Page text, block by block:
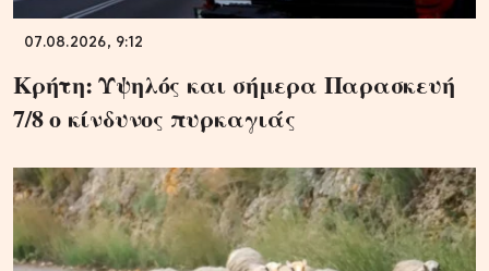
07.08.2026, 9:12
Κρήτη: Υψηλός και σήμερα Παρασκευή
7/8 ο κίνδυνος πυρκαγιάς